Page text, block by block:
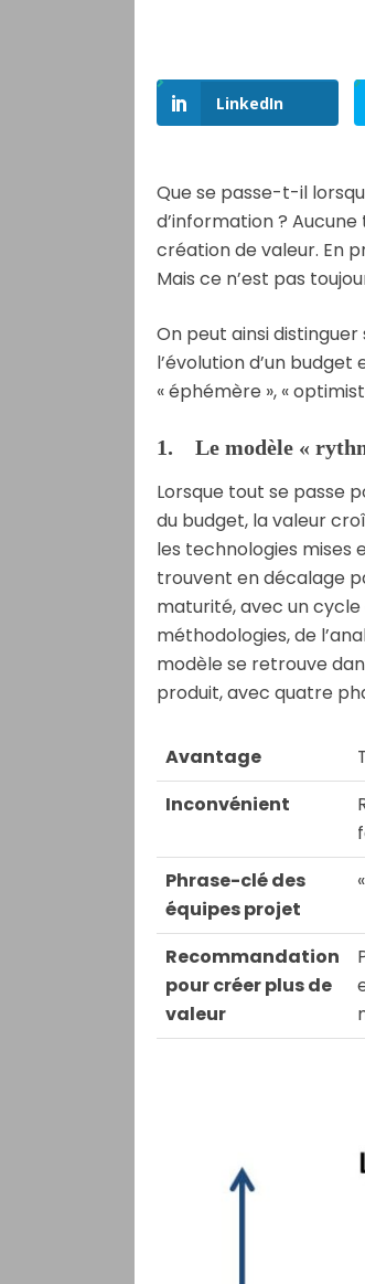
LinkedIn
Que se passe-t-il
d’information ?
création de valeur. En
Mais ce n’est pas
On peut ainsi
l’évolution d’un
« éphémère », «
1. Le modèle «
Lorsque tout se passe
du budget, la valeur
les technologies mises
trouvent en décalage
maturité, avec un cycle
méthodologies, de
modèle se retrouve
produit, avec quatre
Avantage
Inconvénient
Phrase-clé des
équipes projet
Recommandation
pour créer plus de
valeur
LinkedIn